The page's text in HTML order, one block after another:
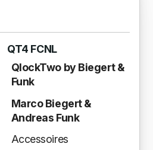
QT4 FCNL
QlockTwo by Biegert &
Funk
Marco Biegert &
Andreas Funk
Accessoires